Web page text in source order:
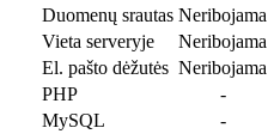
Duomenų srautas Neribojama
Vieta serveryje
Neribojama
El. pašto dėžutės Neribojama
PHP
-
MySQL
-